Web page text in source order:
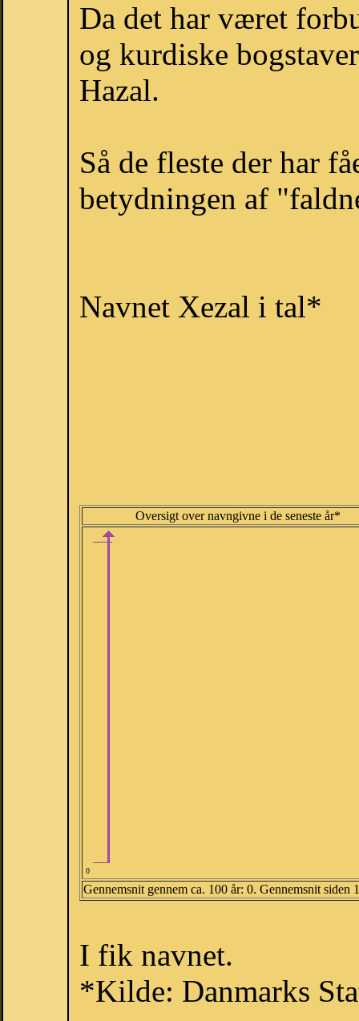
Da det har været
og kurdiske
Hazal.
Så de fleste der har
betydningen af
Navnet Xezal i tal*
Oversigt over navngivne i de seneste år*
0
Gennemsnit gennem ca. 100 år: 0. Gennemsnit siden
I fik navnet.
*Kilde: Danmarks